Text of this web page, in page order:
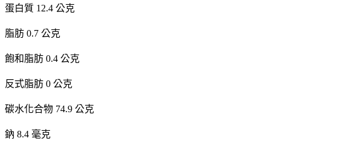
蛋白質 12.4 公克
脂肪 0.7 公克
飽和脂肪 0.4 公克
反式脂肪 0 公克
碳水化合物 74.9 公克
鈉 8.4 毫克